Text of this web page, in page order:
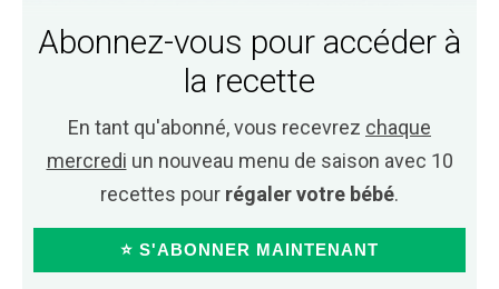
Abonnez-vous pour accéder à
la recette
En tant qu'abonné, vous recevrez chaque
mercredi un nouveau menu de saison avec 10
recettes pour régaler votre bébé.
⭐ S'ABONNER MAINTENANT